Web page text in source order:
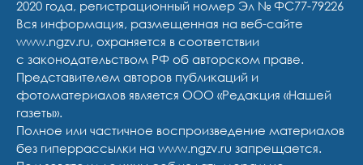
2020 года, регистрационный номер Эл № ФС77-79226
Вся информация, размещенная на веб-сайте
www.ngzv.ru, охраняется в соответствии
с законодательством РФ об авторском праве.
Представителем авторов публикаций и
фотоматериалов является ООО «Редакция «Нашей
газеты».
Полное или частичное воспроизведение материалов
без гиперрассылки на www.ngzv.ru запрещается.